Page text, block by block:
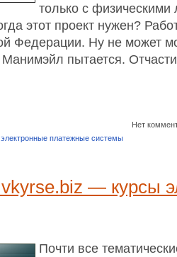
только с
этот проект нужен?
Федерации. Ну не может
пытается.
Нет
электронные платежные системы
— курсы
Почти все